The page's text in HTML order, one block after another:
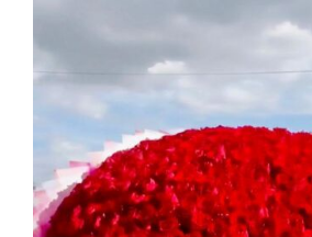
AÑADIR AL CARRITO
DETALLES